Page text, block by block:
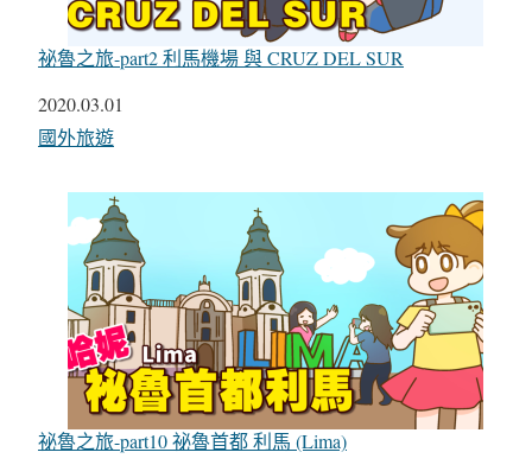
祕魯之旅-part2 利馬機場 與 CRUZ DEL SUR
日期
2020.03.01
關於
國外旅遊
祕魯之旅-part10 祕魯首都 利馬 (Lima)